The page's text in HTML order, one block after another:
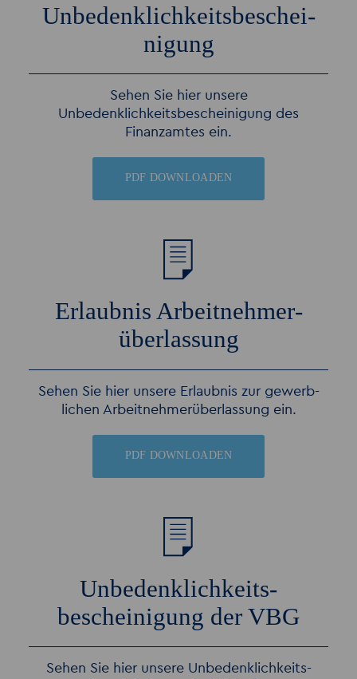
Unbedenk­­lich­keits­beschei­
nigung
Sehen Sie hier unsere
Unbedenklichkeitsbescheinigung des
Finanzamtes ein.
PDF DOWNLOADEN
Erlaubnis Arbeit­neh­mer­
überlassung
Sehen Sie hier unsere Erlaubnis zur gewerb­
lichen Arbeit­nehmer­überlas­sung ein.
PDF DOWNLOADEN
Unbedenk­lich­keits­-
bescheinigung der VBG
Sehen Sie hier unsere Unbedenk­lichkeits­